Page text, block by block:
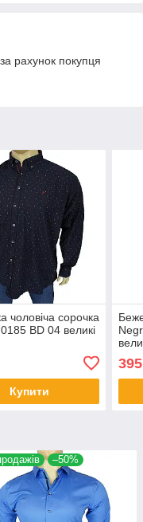
рахунок покупця
чоловіча сорочка
BD 04 великі
Купити
395
–50%